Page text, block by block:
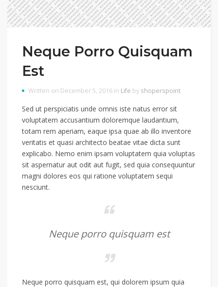
Neque Porro Quisquam
Est
Written on December 5, 2016 in Life by shoperspoint
Sed ut perspiciatis unde omnis iste natus error sit
voluptatem accusantium doloremque laudantium,
totam rem aperiam, eaque ipsa quae ab illo inventore
veritatis et quasi architecto beatae vitae dicta sunt
explicabo. Nemo enim ipsam voluptatem quia voluptas
sit aspernatur aut odit aut fugit, sed quia consequuntur
magni dolores eos qui ratione voluptatem sequi
nesciunt.
Neque porro quisquam est
Neque porro quisquam est, qui dolorem ipsum quia